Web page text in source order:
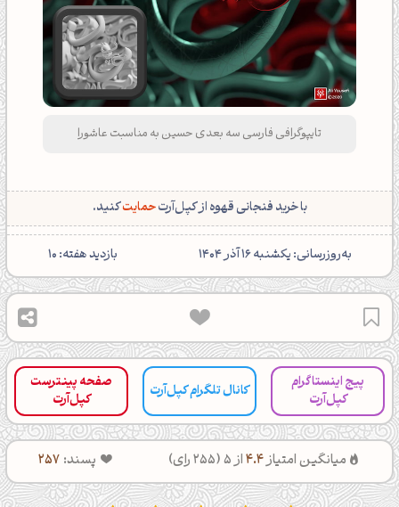
تایپوگرافی فارسی سه‌بعدی حسین (ع) به مناسبت عاشورا |
با خرید فنجانی قهوه از کپل‌آرتحمایتکنید.
‌به‌روزرسانی: یکشنبه 16 آذر 1404 بازدید هفته: 10
پیج اینستاگرام
کپل‌آرت
کانال تلگرام کپل‌آرت
صفحه پینترست
کپل‌آرت
میانگین امتیاز4.4از 5 ( 255رای) پسند: 257